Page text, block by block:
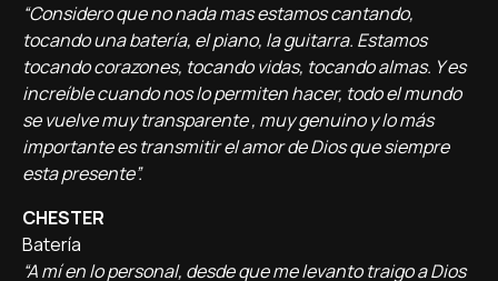
“Considero que no nada mas estamos cantando,
tocando una batería, el piano, la guitarra. Estamos
tocando corazones, tocando vidas, tocando almas. Y es
increíble cuando nos lo permiten hacer, todo el mundo
se vuelve muy transparente , muy genuino y lo más
importante es transmitir el amor de Dios que siempre
esta presente”.
CHESTER
Batería
“A mí en lo personal, desde que me levanto traigo a Dios